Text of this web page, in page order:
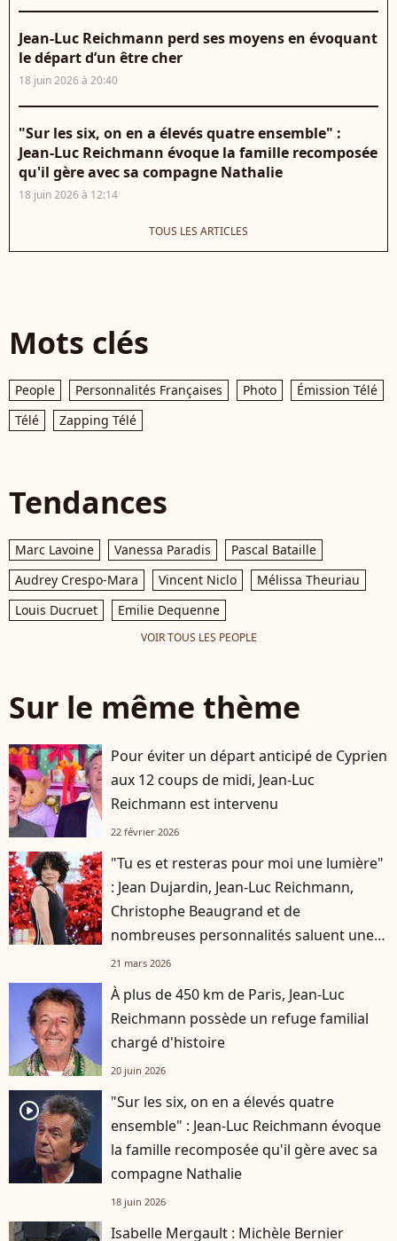
Jean-Luc Reichmann perd ses moyens en évoquant
le départ d’un être cher
18 juin 2026 à 20:40
"Sur les six, on en a élevés quatre ensemble" :
Jean-Luc Reichmann évoque la famille recomposée
qu'il gère avec sa compagne Nathalie
18 juin 2026 à 12:14
TOUS LES ARTICLES
Mots clés
People Personnalités Françaises Photo
Émission Télé
Télé
Zapping Télé
Tendances
Marc Lavoine Vanessa Paradis
Pascal Bataille
Audrey Crespo-Mara
Vincent Niclo
Mélissa Theuriau
Louis Ducruet
Emilie Dequenne
VOIR TOUS LES PEOPLE
Sur le même thème
Pour éviter un départ anticipé de Cyprien
aux 12 coups de midi, Jean-Luc
Reichmann est intervenu
22 février 2026
"Tu es et resteras pour moi une lumière"
: Jean Dujardin, Jean-Luc Reichmann,
Christophe Beaugrand et de
nombreuses personnalités saluent une
dernière fois Isabelle Mergault
21 mars 2026
À plus de 450 km de Paris, Jean-Luc
Reichmann possède un refuge familial
chargé d'histoire
20 juin 2026
player2
"Sur les six, on en a élevés quatre
ensemble" : Jean-Luc Reichmann évoque
la famille recomposée qu'il gère avec sa
compagne Nathalie
18 juin 2026
Isabelle Mergault : Michèle Bernier